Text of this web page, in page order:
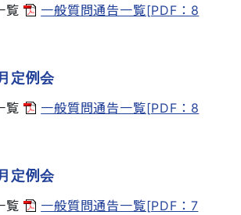
覧
一般質問通告一覧[PDF：8
定例会
覧
一般質問通告一覧[PDF：8
定例会
覧
一般質問通告一覧[PDF：7